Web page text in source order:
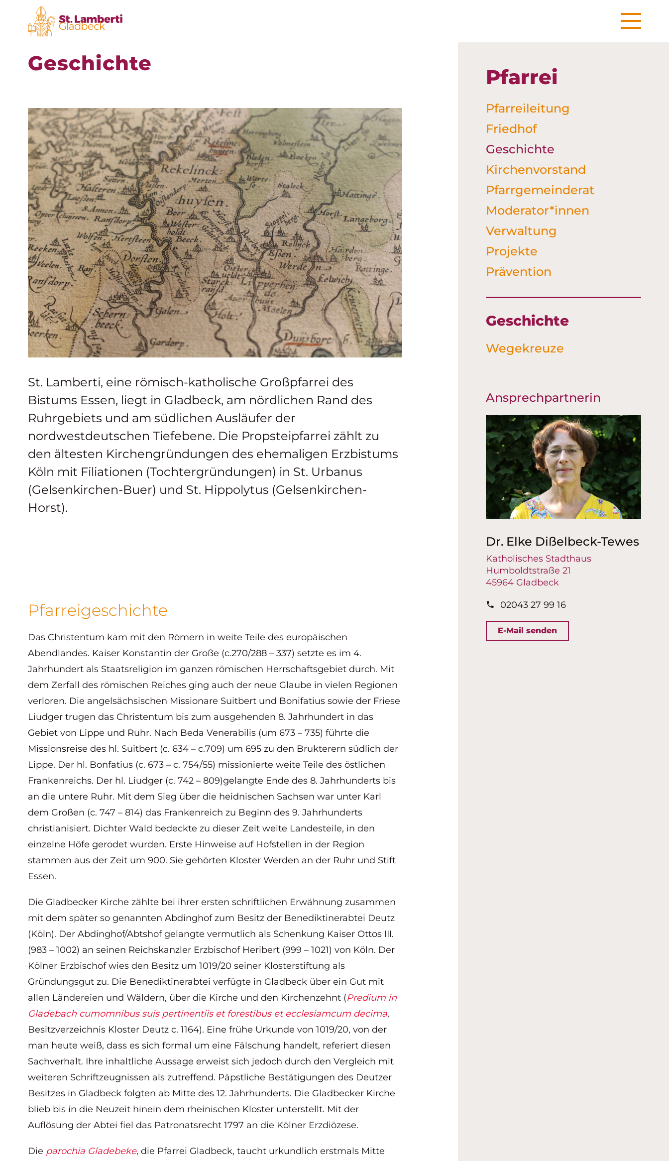
Geschichte
St. Lamberti, eine römisch-katholische Großpfarrei des
Bistums Essen, liegt in Gladbeck, am nördlichen Rand des
Ruhrgebiets und am südlichen Ausläufer der
nordwestdeutschen Tiefebene. Die Propsteipfarrei zählt zu
den ältesten Kirchengründungen des ehemaligen Erzbistums
Köln mit Filiationen (Tochtergründungen) in St. Urbanus
(Gelsenkirchen-Buer) und St. Hippolytus (Gelsenkirchen-
Horst).
Pfarreigeschichte
Das Christentum kam mit den Römern in weite Teile des europäischen
Abendlandes. Kaiser Konstantin der Große (c.270/288 – 337) setzte es im 4.
Jahrhundert als Staatsreligion im ganzen römischen Herrschaftsgebiet durch. Mit
dem Zerfall des römischen Reiches ging auch der neue Glaube in vielen Regionen
verloren. Die angelsächsischen Missionare Suitbert und Bonifatius sowie der Friese
Liudger trugen das Christentum bis zum ausgehenden 8. Jahrhundert in das
Gebiet von Lippe und Ruhr. Nach Beda Venerabilis (um 673 – 735) führte die
Missionsreise des hl. Suitbert (c. 634 – c.709) um 695 zu den Brukterern südlich der
Lippe. Der hl. Bonfatius (c. 673 – c. 754/55) missionierte weite Teile des östlichen
Frankenreichs. Der hl. Liudger (c. 742 – 809)gelangte Ende des 8. Jahrhunderts bis
an die untere Ruhr. Mit dem Sieg über die heidnischen Sachsen war unter Karl
dem Großen (c. 747 – 814) das Frankenreich zu Beginn des 9. Jahrhunderts
christianisiert. Dichter Wald bedeckte zu dieser Zeit weite Landesteile, in den
einzelne Höfe gerodet wurden. Erste Hinweise auf Hofstellen in der Region
stammen aus der Zeit um 900. Sie gehörten Kloster Werden an der Ruhr und Stift
Essen.
Die Gladbecker Kirche zählte bei ihrer ersten schriftlichen Erwähnung zusammen
mit dem später so genannten Abdinghof zum Besitz der Benediktinerabtei Deutz
(Köln). Der Abdinghof/Abtshof gelangte vermutlich als Schenkung Kaiser Ottos III.
(983 – 1002) an seinen Reichskanzler Erzbischof Heribert (999 – 1021) von Köln. Der
Kölner Erzbischof wies den Besitz um 1019/20 seiner Klosterstiftung als
Gründungsgut zu. Die Benediktinerabtei verfügte in Gladbeck über ein Gut mit
allen Ländereien und Wäldern, über die Kirche und den Kirchenzehnt (Predium in
Gladebach cumomnibus suis pertinentiis et forestibus et ecclesiamcum decima,
Besitzverzeichnis Kloster Deutz c. 1164). Eine frühe Urkunde von 1019/20, von der
man heute weiß, dass es sich formal um eine Fälschung handelt, referiert diesen
Sachverhalt. Ihre inhaltliche Aussage erweist sich jedoch durch den Vergleich mit
weiteren Schriftzeugnissen als zutreffend. Päpstliche Bestätigungen des Deutzer
Besitzes in Gladbeck folgten ab Mitte des 12. Jahrhunderts. Die Gladbecker Kirche
blieb bis in die Neuzeit hinein dem rheinischen Kloster unterstellt. Mit der
Auflösung der Abtei fiel das Patronatsrecht 1797 an die Kölner Erzdiözese.
Die parochia Gladebeke, die Pfarrei Gladbeck, taucht urkundlich erstmals Mitte
Pfarrei
Pfarreileitung
Friedhof
Geschichte
Kirchenvorstand
Pfarrgemeinderat
Moderator*innen
Verwaltung
Projekte
Prävention
Geschichte
Wegekreuze
Ansprechpartnerin
Dr. Elke Dißelbeck-Tewes
Katholisches Stadthaus
Humboldtstraße 21
45964 Gladbeck
02043 27 99 16
E-Mail senden